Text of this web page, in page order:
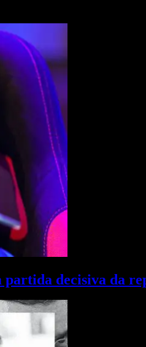
decisiva da